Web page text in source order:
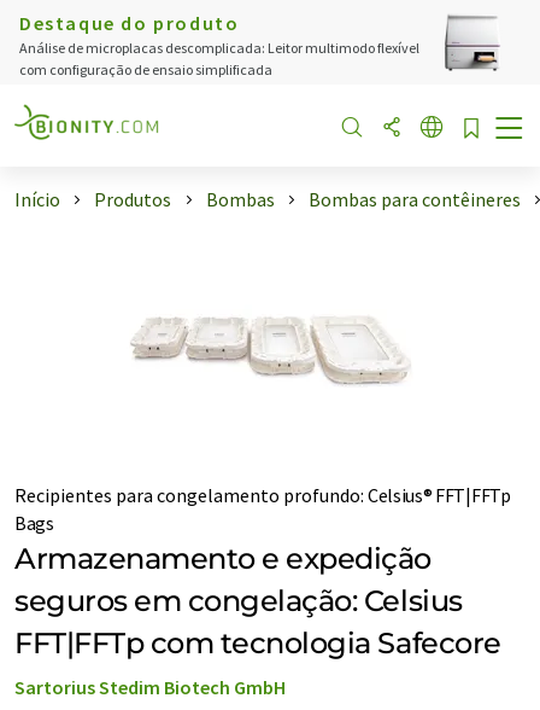
Destaque do produto
Análise de microplacas descomplicada: Leitor multimodo flexível
com configuração de ensaio simplificada
Início Produtos Bombas Bombas para contêineres
Recipientes para congelamento profundo: Celsius® FFT|FFTp
Bags
Armazenamento e expedição
seguros em congelação: Celsius
FFT|FFTp com tecnologia Safecore
Sartorius Stedim Biotech GmbH